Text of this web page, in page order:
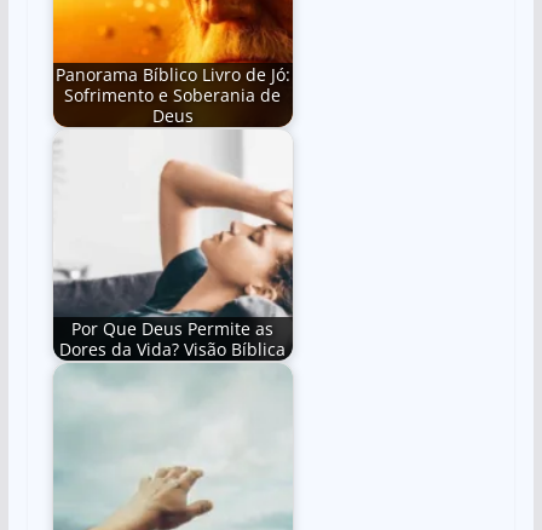
Panorama Bíblico Livro de Jó:
Sofrimento e Soberania de
Deus
Por Que Deus Permite as
Dores da Vida? Visão Bíblica